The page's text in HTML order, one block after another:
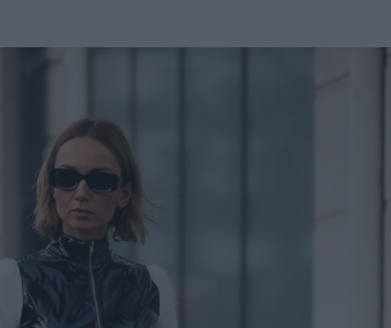
A STORY BY KORI
έπαθα την πρώτη κρίση